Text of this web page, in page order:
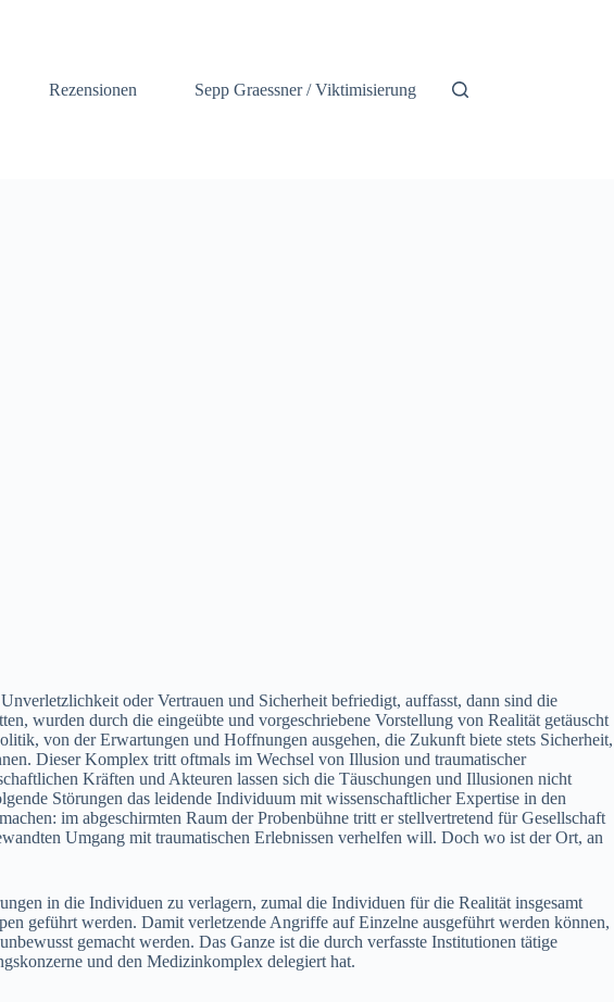
Rezensionen Sepp Graessner / Viktimisierung
oder Vertrauen und Sicherheit befriedigt, auffasst, dann sind die
wurden durch die eingeübte und vorgeschriebene Vorstellung von Realität getäuscht
von der Erwartungen und Hoffnungen ausgehen, die Zukunft biete stets Sicherheit,
Dieser Komplex tritt oftmals im Wechsel von Illusion und traumatischer
Kräften und Akteuren lassen sich die Täuschungen und Illusionen nicht
Störungen das leidende Individuum mit wissenschaftlicher Expertise in den
im abgeschirmten Raum der Probenbühne tritt er stellvertretend für Gesellschaft
Umgang mit traumatischen Erlebnissen verhelfen will. Doch wo ist der Ort, an
in die Individuen zu verlagern, zumal die Individuen für die Realität insgesamt
geführt werden. Damit verletzende Angriffe auf Einzelne ausgeführt werden können,
gemacht werden. Das Ganze ist die durch verfasste Institutionen tätige
und den Medizinkomplex delegiert hat.